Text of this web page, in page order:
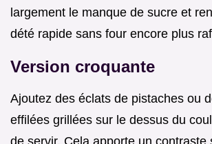
largement le manque de sucre et
dété rapide sans four encore plus
Version croquante
Ajoutez des éclats de pistaches ou
effilées grillées sur le dessus du